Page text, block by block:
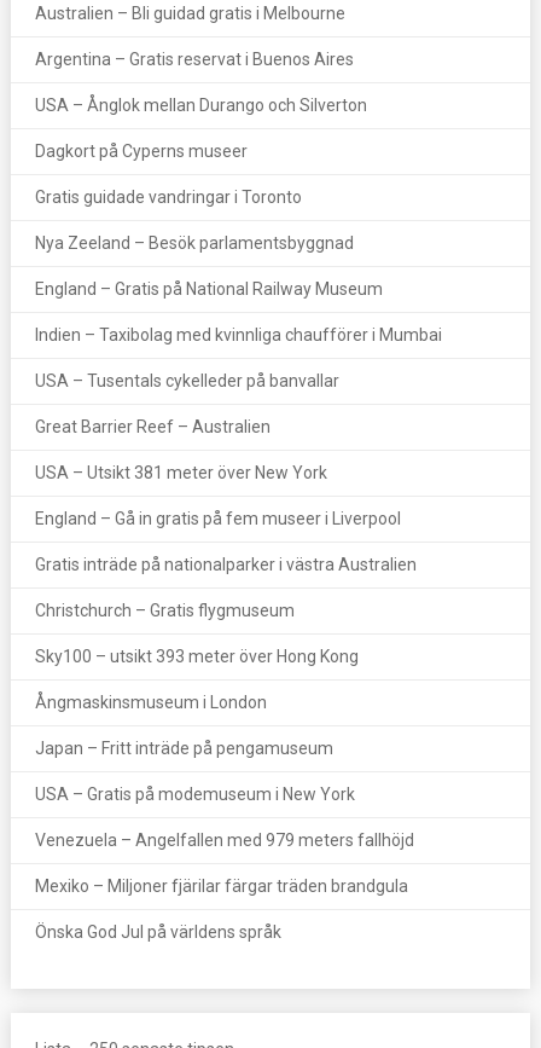
Australien – Bli guidad gratis i Melbourne
Argentina – Gratis reservat i Buenos Aires
USA – Ånglok mellan Durango och Silverton
Dagkort på Cyperns museer
Gratis guidade vandringar i Toronto
Nya Zeeland – Besök parlamentsbyggnad
England – Gratis på National Railway Museum
Indien – Taxibolag med kvinnliga chaufförer i Mumbai
USA – Tusentals cykelleder på banvallar
Great Barrier Reef – Australien
USA – Utsikt 381 meter över New York
England – Gå in gratis på fem museer i Liverpool
Gratis inträde på nationalparker i västra Australien
Christchurch – Gratis flygmuseum
Sky100 – utsikt 393 meter över Hong Kong
Ångmaskinsmuseum i London
Japan – Fritt inträde på pengamuseum
USA – Gratis på modemuseum i New York
Venezuela – Angelfallen med 979 meters fallhöjd
Mexiko – Miljoner fjärilar färgar träden brandgula
Önska God Jul på världens språk